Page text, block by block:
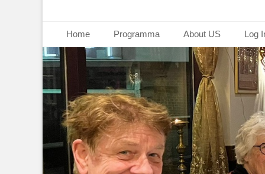
Primair menu
naar
de
inhoud
Home Programma About US Log